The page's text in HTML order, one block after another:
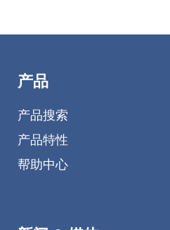
产品
产品搜索
产品特性
帮助中心